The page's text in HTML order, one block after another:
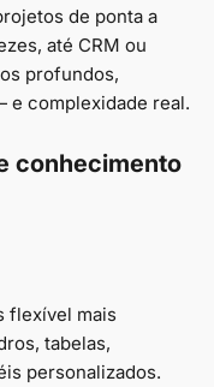
de ponta a
até CRM ou
profundos,
e complexidade real.
conhecimento
flexível mais
tabelas,
personalizados.